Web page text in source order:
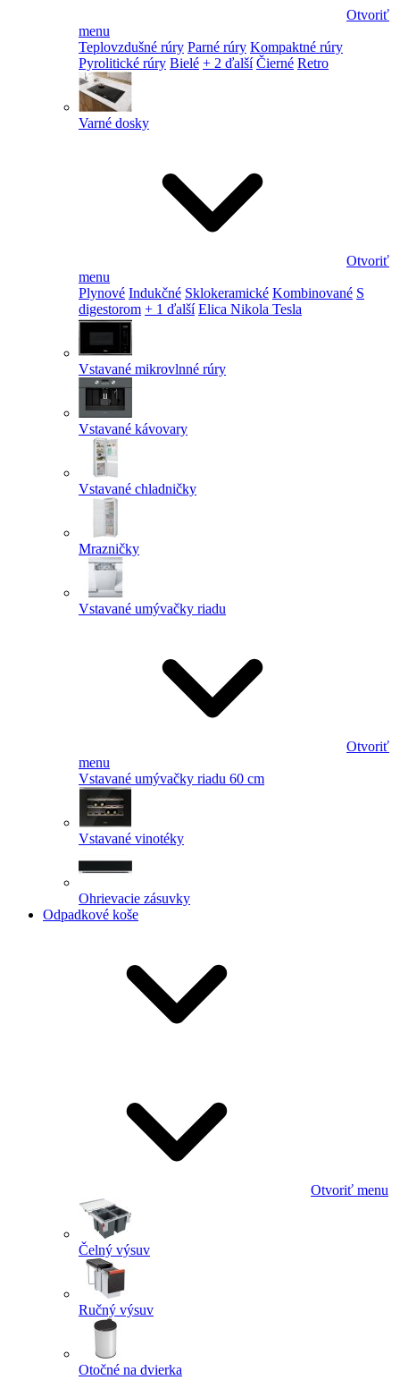
Otvoriť
menu
Teplovzdušné rúry Parné rúry Kompaktné rúry
Pyrolitické rúry Bielé + 2 ďalší Čierné Retro
Varné dosky
Otvoriť
menu
Plynové Indukčné Sklokeramické Kombinované S
digestorom + 1 ďalší Elica Nikola Tesla
Vstavané mikrovlnné rúry
Vstavané kávovary
Vstavané chladničky
Mrazničky
Vstavané umývačky riadu
Otvoriť
menu
Vstavané umývačky riadu 60 cm
Vstavané vinotéky
Ohrievacie zásuvky
Odpadkové koše
Otvoriť menu
Čelný výsuv
Ručný výsuv
Otočné na dvierka